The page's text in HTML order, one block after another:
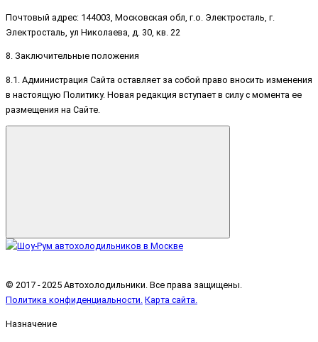
Почтовый адрес: 144003, Московская обл, г.о. Электросталь, г.
Электросталь, ул Николаева, д. 30, кв. 22
8. Заключительные положения
8.1. Администрация Сайта оставляет за собой право вносить изменения
в настоящую Политику. Новая редакция вступает в силу с момента ее
размещения на Сайте.
© 2017 - 2025 Автохолодильники. Все права защищены.
Политика конфиденциальности. Карта сайта.
Назначение